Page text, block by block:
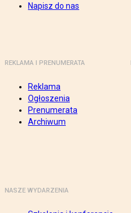
Napisz do nas
REKLAMA I PRENUMERATA
Reklama
Ogłoszenia
Prenumerata
Archiwum
NASZE WYDARZENIA